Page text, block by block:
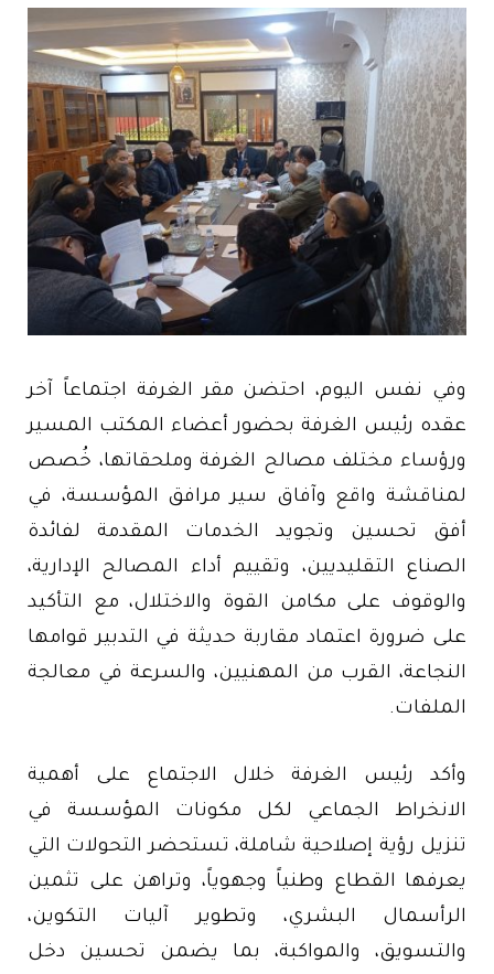
وفي نفس اليوم، احتضن مقر الغرفة اجتماعاً آخر
عقده رئيس الغرفة بحضور أعضاء المكتب المسير
ورؤساء مختلف مصالح الغرفة وملحقاتها، خُصص
لمناقشة واقع وآفاق سير مرافق المؤسسة، في
أفق تحسين وتجويد الخدمات المقدمة لفائدة
الصناع التقليديين، وتقييم أداء المصالح الإدارية،
والوقوف على مكامن القوة والاختلال، مع التأكيد
على ضرورة اعتماد مقاربة حديثة في التدبير قوامها
النجاعة، القرب من المهنيين، والسرعة في معالجة
الملفات.
وأكد رئيس الغرفة خلال الاجتماع على أهمية
الانخراط الجماعي لكل مكونات المؤسسة في
تنزيل رؤية إصلاحية شاملة، تستحضر التحولات التي
يعرفها القطاع وطنياً وجهوياً، وتراهن على تثمين
الرأسمال البشري، وتطوير آليات التكوين،
والتسويق، والمواكبة، بما يضمن تحسين دخل